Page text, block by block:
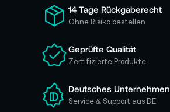
ü
r
u
e
e
n
14 Tage Rückgaberecht
Ohne Risiko bestellen
Geprüfte Qualität
Zertifizierte Produkte
Deutsches Unternehmen
Service & Support aus DE